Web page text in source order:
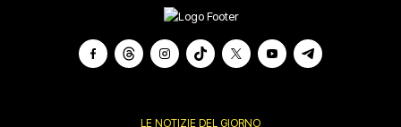
LE NOTIZIE DEL GIORNO